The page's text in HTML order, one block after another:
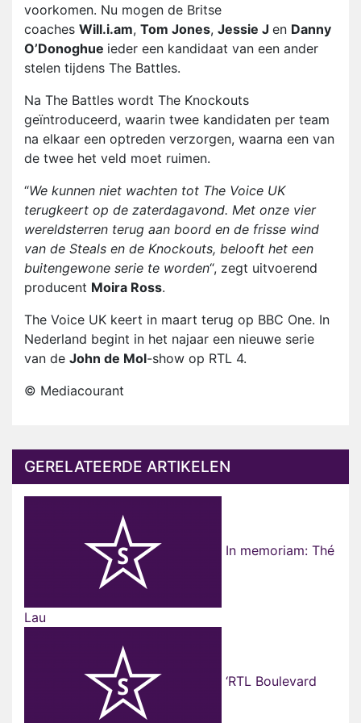
voorkomen. Nu mogen de Britse
coaches Will.i.am, Tom Jones, Jessie J en Danny
O’Donoghue ieder een kandidaat van een ander
stelen tijdens The Battles.
Na The Battles wordt The Knockouts
geïntroduceerd, waarin twee kandidaten per team
na elkaar een optreden verzorgen, waarna een van
de twee het veld moet ruimen.
“We kunnen niet wachten tot The Voice UK
terugkeert op de zaterdagavond. Met onze vier
wereldsterren terug aan boord en de frisse wind
van de Steals en de Knockouts, belooft het een
buitengewone serie te worden“, zegt uitvoerend
producent Moira Ross.
The Voice UK keert in maart terug op BBC One. In
Nederland begint in het najaar een nieuwe serie
van de John de Mol-show op RTL 4.
© Mediacourant
GERELATEERDE ARTIKELEN
In memoriam: Thé
Lau
‘RTL Boulevard